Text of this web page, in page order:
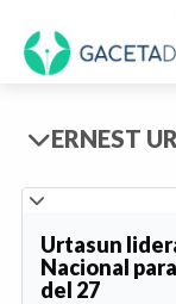
ERNEST
Urtasun
Nacional
del 27